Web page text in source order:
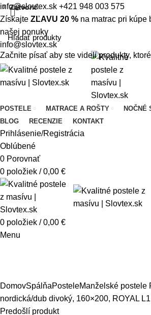
info@slovtex.sk +421 948 003 575
Získajte ZĽAVU 20 % na matrac pri kúpe
našej ponuky
info@slovtex.sk
POSTELE MATRACE A ROŠTY
NOČNÉ
BLOG
RECENZIE KONTAKT
Prihlásenie/Registrácia
Oblúbené
0 Porovnať
0 položiek / 0,00 €
0 položiek / 0,00 €
Menu
DomovSpálňaPosteleManželské postele
nordická/dub divoký, 160×200, ROYAL L1
Predošlí produkt
Zatvoriť
Zatvoriť
Zatvoriť
Zatvoriť
Zatvoriť
Zatvoriť
Zatvoriť
Zatvoriť
Začnite písať aby ste videli produkty,